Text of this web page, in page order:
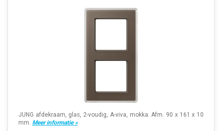
JUNG afdekraam, glas, 2-voudig, A-viva, mokka. Afm. 90 x 161 x 10
mm. Meer informatie »